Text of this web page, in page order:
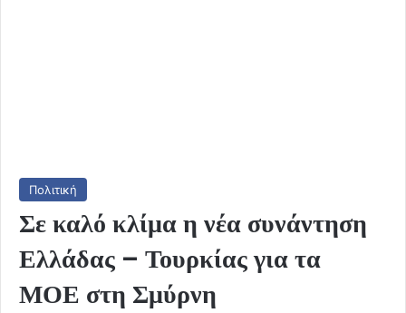
Πολιτική
Σε καλό κλίμα η νέα συνάντηση
Ελλάδας – Τουρκίας για τα
ΜΟΕ στη Σμύρνη